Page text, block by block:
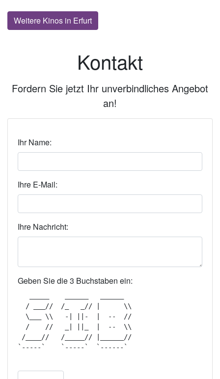
Weitere Kinos in Erfurt
Kontakt
Fordern Sie jetzt Ihr unverbindliches Angebot
an!
Ihr Name:
Ihre E-Mail:
Ihre Nachricht:
Geben Sie die 3 Buchstaben ein:
  / ___//  /_   _// |      \\
  \___ \\   -| ||-  |  --  //
  /    //   _| ||_  |  --  \\
/____//   /_____// |______//
`-----`    `-----`  `------`